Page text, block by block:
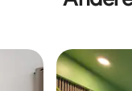
verblijf